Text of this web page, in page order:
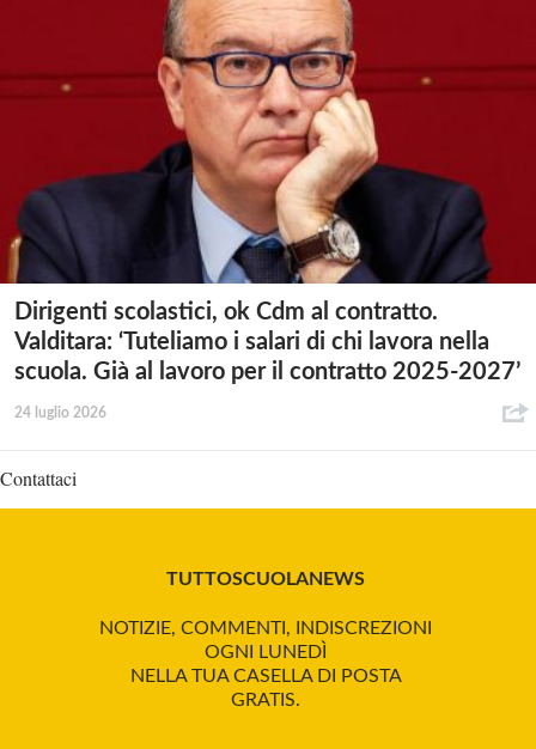
Dirigenti scolastici, ok Cdm al contratto.
Valditara: ‘Tuteliamo i salari di chi lavora nella
scuola. Già al lavoro per il contratto 2025-2027’
24 luglio 2026
Contattaci
TUTTOSCUOLANEWS
NOTIZIE, COMMENTI, INDISCREZIONI
OGNI LUNEDÌ
NELLA TUA CASELLA DI POSTA
GRATIS.